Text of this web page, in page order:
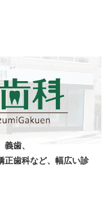
義歯、
正歯科など、 幅広い診